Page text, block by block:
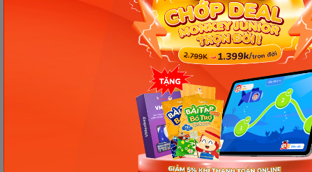
như ngôn ngữ thứ hai.
Phương pháp giáo dục sớm tiên tiến: Glenn
Doman, Phonics, Trực quan đa giác quan giúp
bé học nhanh, nhớ lâu.
Kho nội dung phong phú, hàng ngàn bài học
sinh động với hình ảnh, âm thanh giúp bé
Không gò bó thời gian, ba mẹ có thể linh
hoạt sắp xếp để bé học bất cứ khi nào.